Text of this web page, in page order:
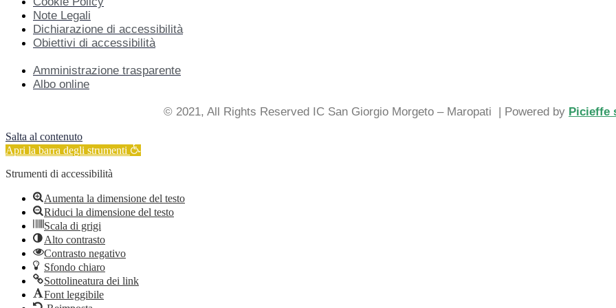
Note Legali
Dichiarazione di accessibilità
Obiettivi di accessibilità
Amministrazione trasparente
Albo online
© 2021, All Rights Reserved IC San Giorgio Morgeto – Maropati | Powered by Picieffe
Salta al contenuto
Apri la barra degli strumenti
Strumenti di accessibilità
Aumenta la dimensione del testo
Riduci la dimensione del testo
Scala di grigi
Alto contrasto
Contrasto negativo
Sfondo chiaro
Sottolineatura dei link
Font leggibile